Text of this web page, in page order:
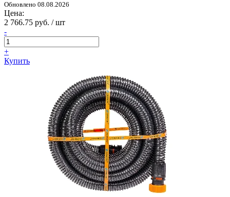
Обновлено 08.08.2026
Цена:
2 766.75 руб. / шт
-
+
Купить